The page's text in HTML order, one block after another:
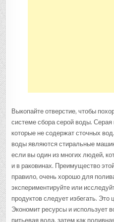
Выкопайте отверстие, чтобы
системе сбора серой воды.
которые не содержат сточных
воды являются стиральные
если вы один из многих людей,
и в раковинах. Преимущество
правило, очень хорошо для
экспериментируйте или
продуктов следует избегать. Это
Экономит ресурсы и использует
питьевая вода, затем как